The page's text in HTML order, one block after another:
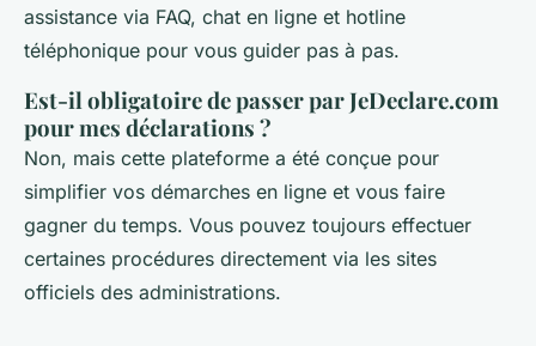
assistance via FAQ, chat en ligne et hotline
téléphonique pour vous guider pas à pas.
Est-il obligatoire de passer par JeDeclare.com
pour mes déclarations ?
Non, mais cette plateforme a été conçue pour
simplifier vos démarches en ligne et vous faire
gagner du temps. Vous pouvez toujours effectuer
certaines procédures directement via les sites
officiels des administrations.